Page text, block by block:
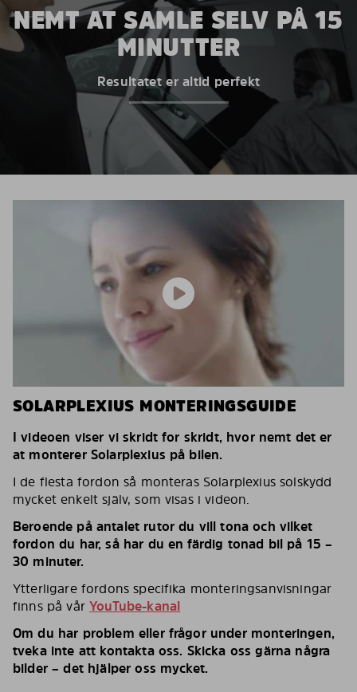
NEMT AT SAMLE SELV PÅ 15
MINUTTER
Resultatet er altid perfekt
SOLARPLEXIUS MONTERINGSGUIDE
I videoen viser vi skridt for skridt, hvor nemt det er
at monterer Solarplexius på bilen.
I de flesta fordon så monteras Solarplexius solskydd
mycket enkelt själv, som visas i videon.
Beroende på antalet rutor du vill tona och vilket
fordon du har, så har du en färdig tonad bil på 15 –
30 minuter.
Ytterligare fordons specifika monteringsanvisningar
finns på vårYouTube-kanal
Om du har problem eller frågor under monteringen,
tveka inte att kontakta oss. Skicka oss gärna några
bilder – det hjälper oss mycket.